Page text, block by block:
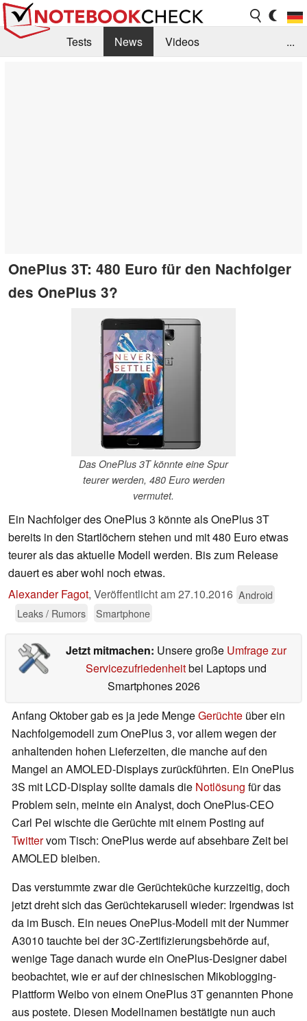
Tests News
Videos
...
OnePlus 3T: 480 Euro für den Nachfolger
des OnePlus 3?
Das OnePlus 3T könnte eine Spur
teurer werden, 480 Euro werden
vermutet.
Ein Nachfolger des OnePlus 3 könnte als OnePlus 3T
bereits in den Startlöchern stehen und mit 480 Euro etwas
teurer als das aktuelle Modell werden. Bis zum Release
dauert es aber wohl noch etwas.
Alexander Fagot, Veröffentlicht am27.10.2016 Android
Leaks / Rumors
Smartphone
Jetzt mitmachen: Unsere große Umfrage zur
Servicezufriedenheitbei Laptops und
Smartphones 2026
Anfang Oktober gab es ja jede MengeGerüchte über ein
Nachfolgemodell zum OnePlus 3, vor allem wegen der
anhaltenden hohen Lieferzeiten, die manche auf den
Mangel an AMOLED-Displays zurückführten. Ein OnePlus
3S mit LCD-Display sollte damals die Notlösung für das
Problem sein, meinte ein Analyst, doch OnePlus-CEO
Carl Pei wischte die Gerüchte mit einem Posting auf
Twittervom Tisch: OnePlus werde auf absehbare Zeit bei
AMOLED bleiben.
Das verstummte zwar die Gerüchteküche kurzzeitig, doch
jetzt dreht sich das Gerüchtekarusell wieder: Irgendwas ist
da im Busch. Ein neues OnePlus-Modell mit der Nummer
A3010 tauchte bei der 3C-Zertifizierungsbehörde auf,
wenige Tage danach wurde ein OnePlus-Designer dabei
beobachtet, wie er auf der chinesischen Mikoblogging-
Plattform Weibo von einem OnePlus 3T genannten Phone
aus postete. Diesen Modellnamen bestätigte nun auch